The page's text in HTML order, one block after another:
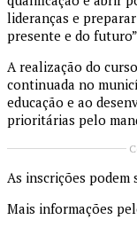
lideranças e
presente e do
A realização do
continuada no
educação e ao
prioritárias pelo
As inscrições podem
Mais informações